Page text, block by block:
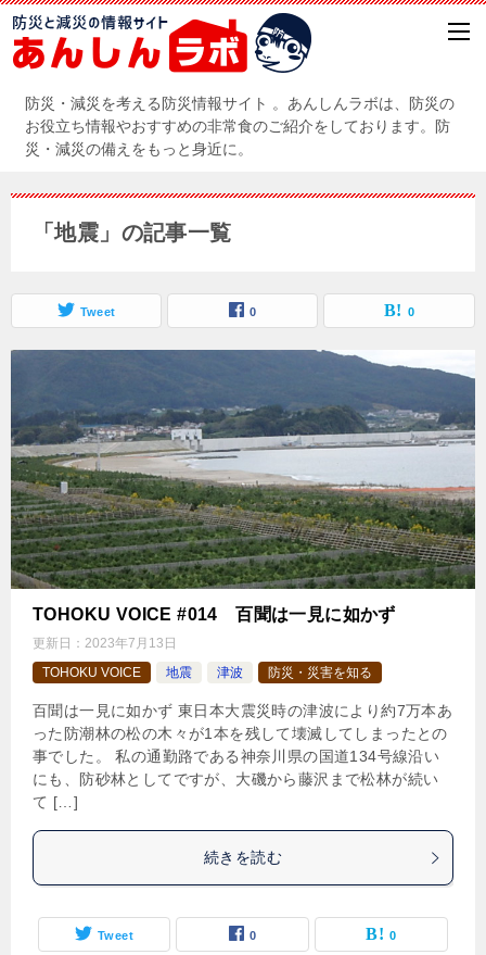
防災・減災を考える防災情報サイト 。あんしんラボは、防災の
お役立ち情報やおすすめの非常食のご紹介をしております。防
災・減災の備えをもっと身近に。
「地震」の記事一覧
Tweet 0 0
TOHOKU VOICE #014 百聞は一見に如かず
更新日： 2023年7月13日
TOHOKU VOICE
地震 津波 防災・災害を知る
百聞は一見に如かず 東日本大震災時の津波により約7万本あ
った防潮林の松の木々が1本を残して壊滅してしまったとの
事でした。 私の通勤路である神奈川県の国道134号線沿い
にも、防砂林としてですが、大磯から藤沢まで松林が続い
て […]
続きを読む
Tweet 0 0